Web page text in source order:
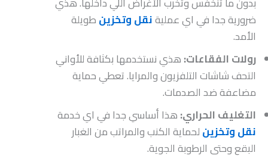
ضرورية جدا في اي عمليةنقل وتخزينطويلة
الأمد.
رولات الفقاعات:هذي نستخدمها بكثافة للأواني
التحف شاشات التلفزيون والمرايا. تعطي حماية
مضاعفة ضد الصدمات.
التغليف الحراري:هذا أساسي جدا في اي خدمة
نقل وتخزينلحماية الكنب والمراتب من الغبار
البقع وحتى الرطوبة الجوية.